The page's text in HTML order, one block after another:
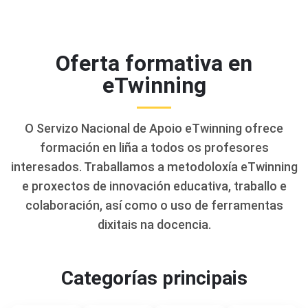
Oferta formativa en
eTwinning
O Servizo Nacional de Apoio eTwinning ofrece
formación en liña a todos os profesores
interesados. Traballamos a metodoloxía eTwinning
e proxectos de innovación educativa, traballo e
colaboración, así como o uso de ferramentas
dixitais na docencia.
Categorías principais